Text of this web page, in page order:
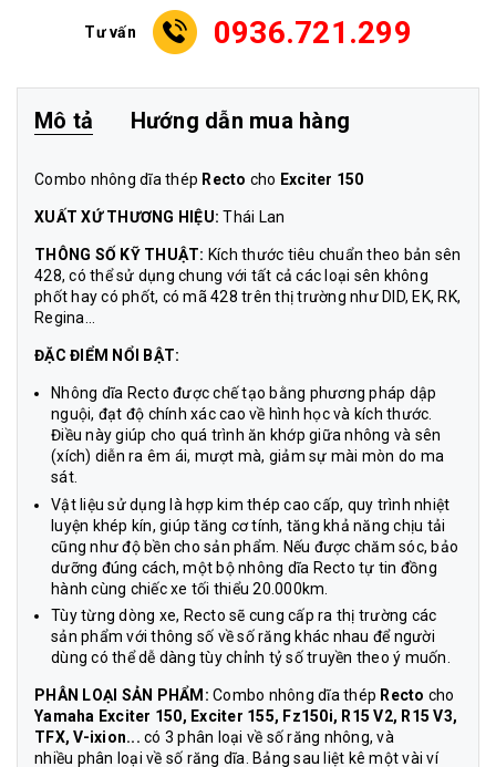
Tư vấn 0936.721.299
Mô tả Hướng dẫn mua hàng
Combo nhông dĩa thép Recto cho Exciter 150
XUẤT XỨ THƯƠNG HIỆU: Thái Lan
THÔNG SỐ KỸ THUẬT: Kích thước tiêu chuẩn theo bản sên
428, có thể sử dụng chung với tất cả các loại sên không
phốt hay có phốt, có mã 428 trên thị trường như DID, EK, RK,
Regina…
ĐẶC ĐIỂM NỔI BẬT:
Nhông dĩa Recto được chế tạo bằng phương pháp dập
nguội, đạt độ chính xác cao về hình học và kích thước.
Điều này giúp cho quá trình ăn khớp giữa nhông và sên
(xích) diễn ra êm ái, mượt mà, giảm sự mài mòn do ma
sát.
Vật liệu sử dụng là hợp kim thép cao cấp, quy trình nhiệt
luyện khép kín, giúp tăng cơ tính, tăng khả năng chịu tải
cũng như độ bền cho sản phẩm. Nếu được chăm sóc, bảo
dưỡng đúng cách, một bộ nhông dĩa Recto tự tin đồng
hành cùng chiếc xe tối thiểu 20.000km.
Tùy từng dòng xe, Recto sẽ cung cấp ra thị trường các
sản phẩm với thông số về số răng khác nhau để người
dùng có thể dễ dàng tùy chỉnh tỷ số truyền theo ý muốn.
PHÂN LOẠI SẢN PHẨM: Combo nhông dĩa thép Recto cho
Yamaha Exciter 150, Exciter 155, Fz150i, R15 V2, R15 V3,
TFX, V-ixion... có 3 phân loại về số răng nhông, và
nhiều phân loại về số răng dĩa. Bảng sau liệt kê một vài ví